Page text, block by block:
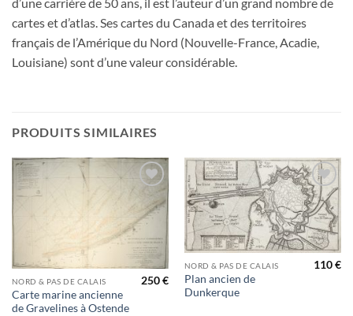
d’une carrière de 50 ans, il est l’auteur d’un grand nombre de
cartes et d’atlas. Ses cartes du Canada et des territoires
français de l’Amérique du Nord (Nouvelle-France, Acadie,
Louisiane) sont d’une valeur considérable.
PRODUITS SIMILAIRES
Ajouter
à la
wishlist
NORD & PAS DE CALAIS
Carte marine ancienne
de Gravelines à Ostende
250€
Ajouter
à la
wishlist
NORD & PAS DE CALAIS
Plan ancien de
Dunkerque
110€